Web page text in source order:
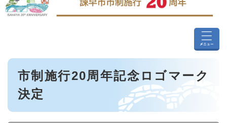
20th
ニ
本
市制施行20周年記念ロゴマーク
決定